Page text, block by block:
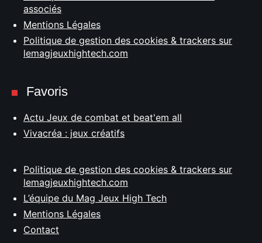
associés
Mentions Légales
Politique de gestion des cookies & trackers sur
lemagjeuxhightech.com
Favoris
Actu Jeux de combat et beat'em all
Vivacréa : jeux créatifs
Politique de gestion des cookies & trackers sur
lemagjeuxhightech.com
L’équipe du Mag Jeux High Tech
Mentions Légales
Contact